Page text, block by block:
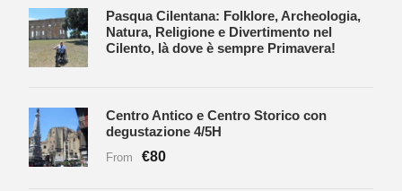
Pasqua Cilentana: Folklore, Archeologia,
Natura, Religione e Divertimento nel
Cilento, là dove è sempre Primavera!
Centro Antico e Centro Storico con
degustazione 4/5H
From €80